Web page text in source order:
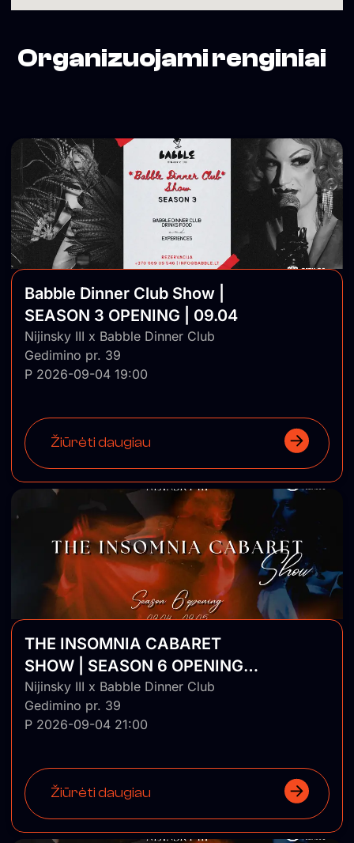
Organizuojami renginiai
Babble Dinner Club Show |
SEASON 3 OPENING | 09.04
Nijinsky III x Babble Dinner Club
Gedimino pr. 39
P 2026-09-04 19:00
Žiūrėti daugiau
THE INSOMNIA CABARET
SHOW | SEASON 6 OPENING |
DAY 1
Nijinsky III x Babble Dinner Club
Gedimino pr. 39
P 2026-09-04 21:00
Žiūrėti daugiau